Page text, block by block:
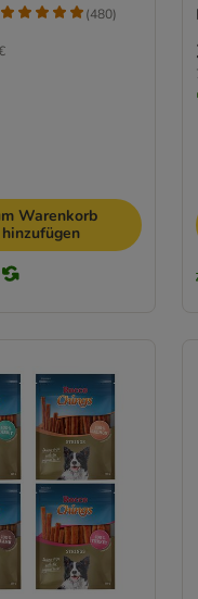
(480)
Warenkorb
hinzufügen